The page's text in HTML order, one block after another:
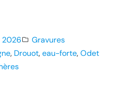
2026
Gravures
, Drouot, eau-forte, Odet